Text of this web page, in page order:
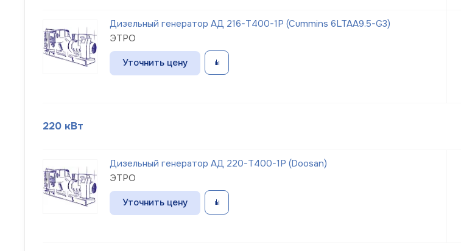
Дизельный генератор АД 216-Т400-1Р (Cummins 6LTAA9.5-G3)
ЭТРО
Уточнить цену
220 кВт
Дизельный генератор АД 220-Т400-1Р (Doosan)
ЭТРО
Уточнить цену